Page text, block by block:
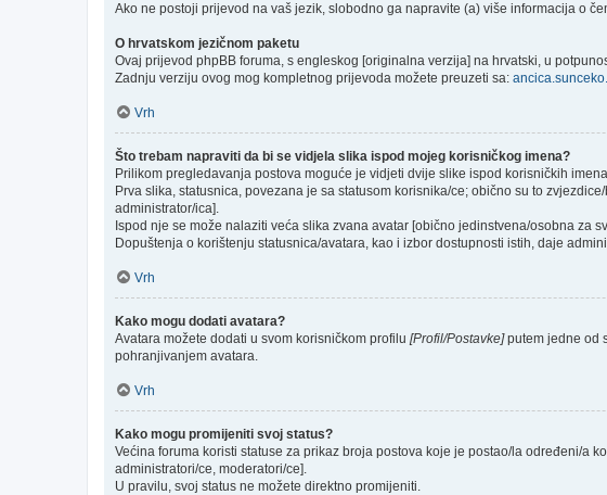
Ako ne postoji prijevod na vaš jezik, slobodno ga napravite (a) više informacija o
O hrvatskom jezičnom paketu
Ovaj prijevod phpBB foruma, s engleskog [originalna verzija] na hrvatski, u
Zadnju verziju ovog mog kompletnog prijevoda možete preuzeti sa:
Vrh
Što trebam napraviti da bi se vidjela slika ispod mojeg korisničkog imena?
Prilikom pregledavanja postova moguće je vidjeti dvije slike ispod korisničkih
Prva slika, statusnica, povezana je sa statusom korisnika/ce; obično su to
administrator/ica].
Ispod nje se može nalaziti veća slika zvana avatar [obično jedinstvena/osobna za
Dopuštenja o korištenju statusnica/avatara, kao i izbor dostupnosti istih, daje
Vrh
Kako mogu dodati avatara?
Avatara možete dodati u svom korisničkom profilu [Profil/Postavke]putem jedne od
pohranjivanjem avatara.
Vrh
Kako mogu promijeniti svoj status?
Većina foruma koristi statuse za prikaz broja postova koje je postao/la određeni/a
administratori/ce, moderatori/ce].
U pravilu, svoj status ne možete direktno promijeniti.